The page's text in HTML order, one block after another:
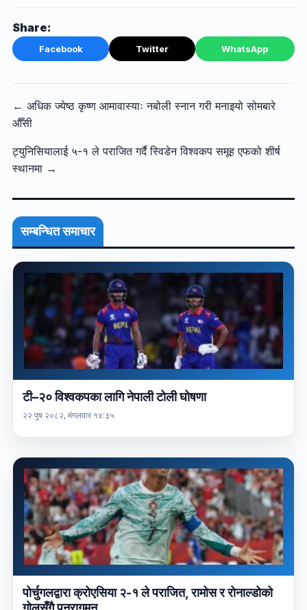
Share:
Facebook Twitter WhatsApp
← अधिक ज्येष्ठ कृष्ण आमावास्याः नबोली स्नान गरी मनाइयो सोमबारे
औँसी
ट्युनिसियालाई ५-१ ले पराजित गर्दै स्विडेन विश्वकप समूह एफको शीर्ष
स्थानमा →
सम्बन्धित समाचार
टी–२० विश्वकपका लागि नेपाली टोली घोषणा
२२ पुष २०८२, मंगलवार १४:३५
पोर्चुगलद्वारा क्रोएसिया २-१ ले पराजित, रामोस र रोनाल्डोको